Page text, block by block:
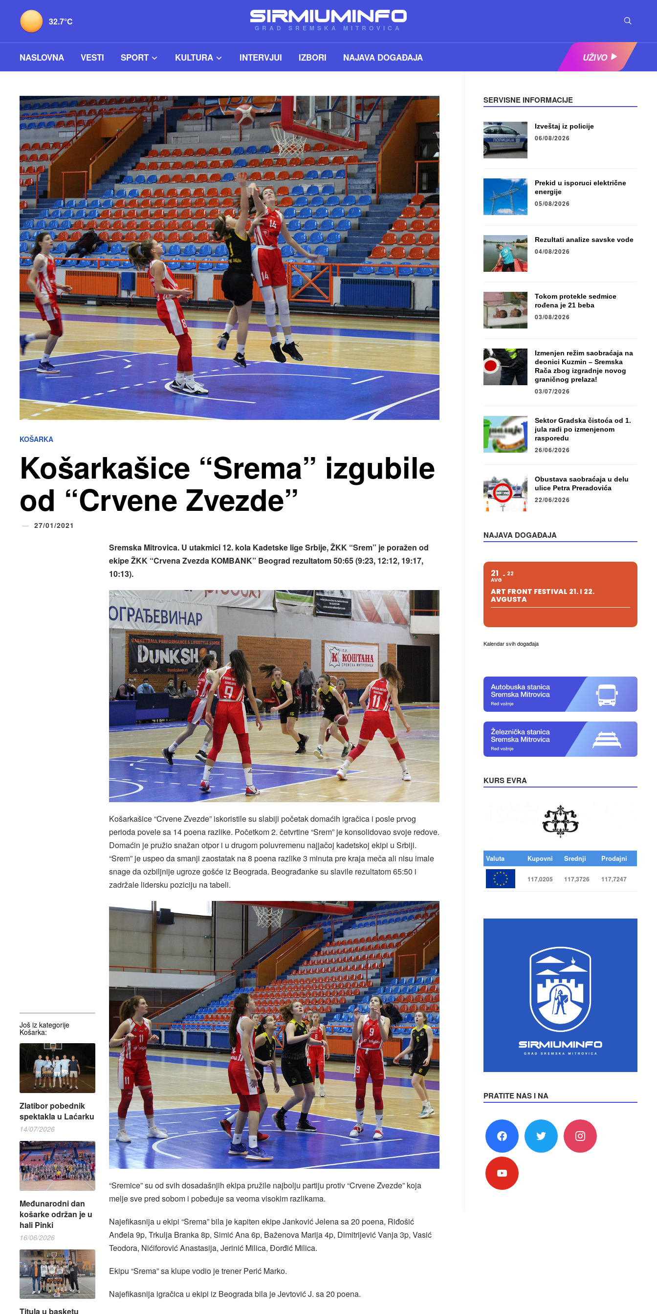
32.7°C
GRAD SREMSKA MITROVICA
NASLOVNA VESTI SPORT KULTURA INTERVJUI IZBORI NAJAVA DOGAĐAJA UŽIVO
KOŠARKA
Košarkašice “Srema” izgubile
od “Crvene Zvezde”
27/01/2021
Još iz kategorije
Košarka:
Zlatibor pobednik
spektakla u Laćarku
14/07/2026
Međunarodni dan
košarke održan je u
hali Pinki
16/06/2026
Titula u basketu
Sremska Mitrovica. U utakmici 12. kola Kadetske lige Srbije, ŽKK “Srem” je poražen od
ekipe ŽKK “Crvena Zvezda KOMBANK” Beograd rezultatom 50:65 (9:23, 12:12, 19:17,
10:13).
Košarkašice “Crvene Zvezde” iskoristile su slabiji početak domaćih igračica i posle prvog
perioda povele sa 14 poena razlike. Početkom 2. četvrtine “Srem” je konsolidovao svoje redove.
Domaćin je pružio snažan otpor i u drugom poluvremenu najjačoj kadetskoj ekipi u Srbiji.
“Srem” je uspeo da smanji zaostatak na 8 poena razlike 3 minuta pre kraja meča ali nisu imale
snage da ozbiljnije ugroze gošće iz Beograda. Beograđanke su slavile rezultatom 65:50 i
zadržale lidersku poziciju na tabeli.
“Sremice” su od svih dosadašnjih ekipa pružile najbolju partiju protiv “Crvene Zvezde” koja
melje sve pred sobom i pobeđuje sa veoma visokim razlikama.
Najefikasnija u ekipi “Srema” bila je kapiten ekipe Janković Jelena sa 20 poena, Riđošić
Anđela 9p, Trkulja Branka 8p, Simić Ana 6p, Baženova Marija 4p, Dimitrijević Vanja 3p, Vasić
Teodora, Nićiforović Anastasija, Jerinić Milica, Đorđić Milica.
Ekipu “Srema” sa klupe vodio je trener Perić Marko.
Najefikasnija igračica u ekipi iz Beograda bila je Jevtović J. sa 20 poena.
SERVISNE INFORMACIJE
Izveštaj iz policije
06/08/2026
Prekid u isporuci električne
energije
05/08/2026
Rezultati analize savske vode
04/08/2026
Tokom protekle sedmice
rođena je 21 beba
03/08/2026
Izmenjen režim saobraćaja na
deonici Kuzmin – Sremska
Rača zbog izgradnje novog
graničnog prelaza!
03/07/2026
Sektor Gradska čistoća od 1.
jula radi po izmenjenom
rasporedu
26/06/2026
Obustava saobraćaja u delu
ulice Petra Preradovića
22/06/2026
NAJAVA DOGAĐAJA
21
AVG
22
ART FRONT FESTIVAL 21. I 22.
AVGUSTA
Kalendar svih događaja
KURS EVRA
Valuta Kupovni Srednji Prodajni
117,0205 117,3726 117,7247
PRATITE NAS I NA
facebook twitter instagram
youtube